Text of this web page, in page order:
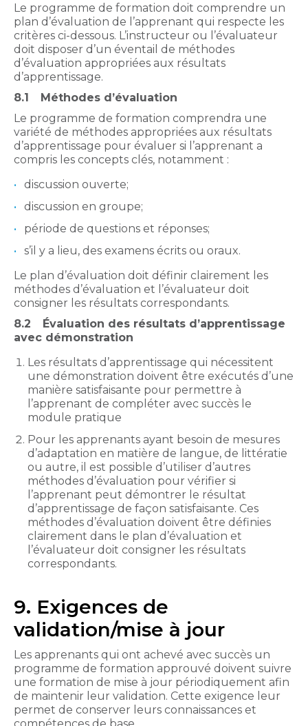
Le programme de formation doit comprendre un
plan d’évaluation de l’apprenant qui respecte les
critères ci-dessous. L’instructeur ou l’évaluateur
doit disposer d’un éventail de méthodes
d’évaluation appropriées aux résultats
d’apprentissage.
8.1
Méthodes d’évaluation
Le programme de formation comprendra une
variété de méthodes appropriées aux résultats
d’apprentissage pour évaluer si l’apprenant a
compris les concepts clés, notamment :
discussion ouverte;
discussion en groupe;
période de questions et réponses;
s’il y a lieu, des examens écrits ou oraux.
Le plan d’évaluation doit définir clairement les
méthodes d’évaluation et l’évaluateur doit
consigner les résultats correspondants.
8.2
Évaluation des résultats d’apprentissage
avec démonstration
Les résultats d’apprentissage qui nécessitent
une démonstration doivent être exécutés d’une
manière satisfaisante pour permettre à
l’apprenant de compléter avec succès le
module pratique
Pour les apprenants ayant besoin de mesures
d’adaptation en matière de langue, de littératie
ou autre, il est possible d’utiliser d’autres
méthodes d’évaluation pour vérifier si
l’apprenant peut démontrer le résultat
d’apprentissage de façon satisfaisante. Ces
méthodes d’évaluation doivent être définies
clairement dans le plan d’évaluation et
l’évaluateur doit consigner les résultats
correspondants.
9. Exigences de
validation/mise à jour
Les apprenants qui ont achevé avec succès un
programme de formation approuvé doivent suivre
une formation de mise à jour périodiquement afin
de maintenir leur validation. Cette exigence leur
permet de conserver leurs connaissances et
compétences de base.